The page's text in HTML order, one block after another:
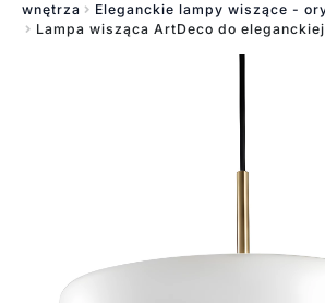
wnętrza
Eleganckie lampy wiszące -
Lampa wisząca ArtDeco do